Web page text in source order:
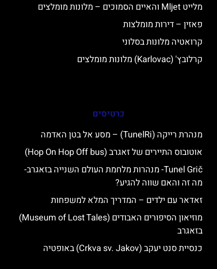
מלייט Mljet והאיים הסמוכים – מלונות מומלצים
פאזין – דירות מומלצות
קרואטיה מלונות בסלוני
קרלובץ' (Karlovac) מלונות מומלצים
כרטיסים
מנהרת רייקה (TunelRi) – מסע אל בטן האדמה
אוטובוס התיירים של זאגרב (Hop On Hop Off bus)
Tunel Grič- מנהרות מלחמת העולם השנייה בזאגרב-
מה זה והאם שווה להגיע?
זאדאר עם ילדים – המדריך המלא למשפחות
מוזיאון הסיפורים האבודים (Museum of Lost Tales)
בזאגרב
כנסיית סנט יעקב (Crkva sv. Jakov) באופטיה